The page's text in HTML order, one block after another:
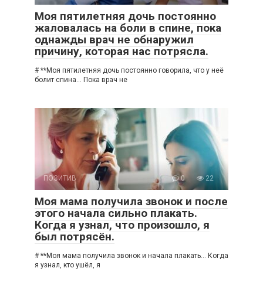
Моя пятилетняя дочь постоянно
жаловалась на боли в спине, пока
однажды врач не обнаружил
причину, которая нас потрясла.
# **Моя пятилетняя дочь постоянно говорила, что у неё
болит спина… Пока врач не
ПОЗИТИВ 0 22
Моя мама получила звонок и после
этого начала сильно плакать.
Когда я узнал, что произошло, я
был потрясён.
# **Моя мама получила звонок и начала плакать… Когда
я узнал, кто ушёл, я